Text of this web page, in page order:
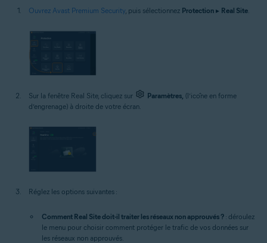
Ouvrez Avast Premium Security, puis sélectionnez Protection ▸ Real Site.
Sur la fenêtre Real Site, cliquez sur Paramètres, (l’icône en forme
d’engrenage) à droite de votre écran.
Réglez les options suivantes :
Comment Real Site doit-il traiter les réseaux non approuvés ? : déroulez
le menu pour choisir comment protéger le trafic de vos données sur
les réseaux non approuvés.